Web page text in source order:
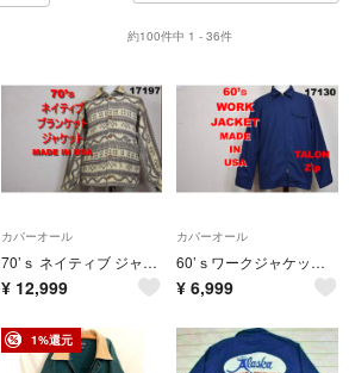
約100件中 1 - 36件
カバーオール
70’ｓ ネイティブ ジャケット USA製 17197 ビンテージ 70 501
¥ 12,999
カバーオール
60’ｓワークジャケット USA製 17130 ライナー付 TALONジップ
¥ 6,999
1%還元